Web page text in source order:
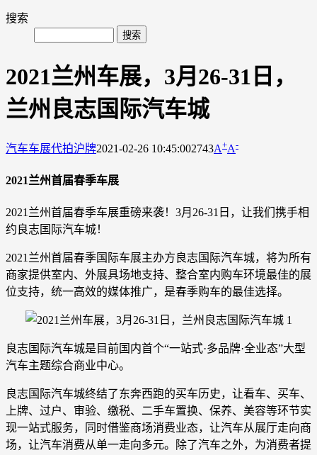
搜索
2021兰州车展，3月26-31日，
兰州良志国际汽车城
汽车车展代拍沪牌2021-02-26 10:45:002743A+A-
2021兰州首届春季车展
2021兰州首届春季车展重磅来袭！3月26-31日，让我们携手相
约良志国际汽车城！
2021兰州首届春季国际车展主办方良志国际汽车城，将为所有
商家提供室内、外展具场地支持、整合室内购车环境最佳的展
位支持，统一高效的媒体推广，是春季购车的最佳选择。
良志国际汽车城是目前国内首个“一站式·多品牌·全业态”大型
汽车主题综合商业中心。
良志国际汽车城终结了东奔西跑的买车历史，让看车、买车、
上牌、过户、审验、缴税、二手车置换、保养、美容等环节实
现一站式服务，同时借鉴商场消费业态，让汽车从展厅走向商
场，让汽车消费从单一走向多元。除了汽车之外，为消费者提